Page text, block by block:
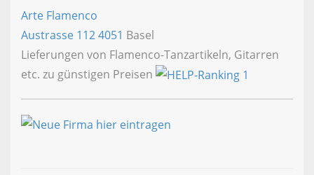
Arte Flamenco
Austrasse 1124051 Basel
Lieferungen von Flamenco-Tanzartikeln, Gitarren
etc. zu günstigen Preisen